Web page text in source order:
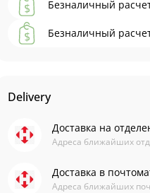
Безналичный
Безналичный
Delivery
Доставка на
Адреса ближайших
Доставка в
Адреса ближайших